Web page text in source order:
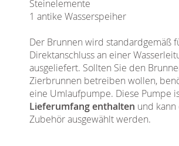
Steinelemente
1 antike Wasserspeiher
Der Brunnen wird standardgemäß
Direktanschluss an einer
ausgeliefert. Sollten Sie den
Zierbrunnen betreiben wollen,
eine Umlaufpumpe. Diese Pumpe
Lieferumfang enthalten und
Zubehör ausgewählt werden.